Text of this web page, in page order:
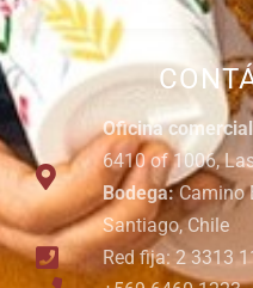
Oficina
6410 of 1006,
Bodega:Camino
Santiago, Chile
Red fija: 2 3313